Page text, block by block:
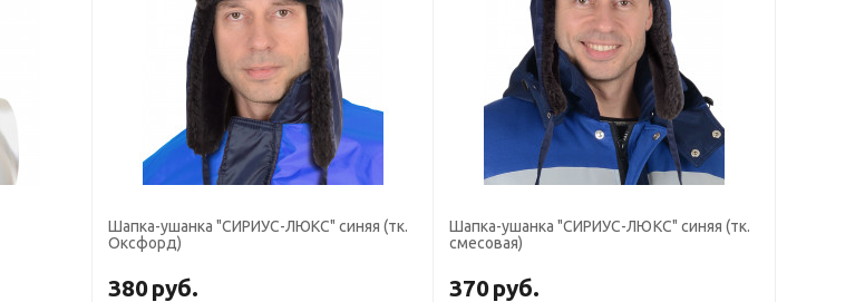
Шапка-ушанка "СИРИУС-ЛЮКС" синяя (тк.
Оксфорд)
380руб.
Шапка-ушанка "СИРИУС-ЛЮКС" синяя (тк.
смесовая)
370руб.